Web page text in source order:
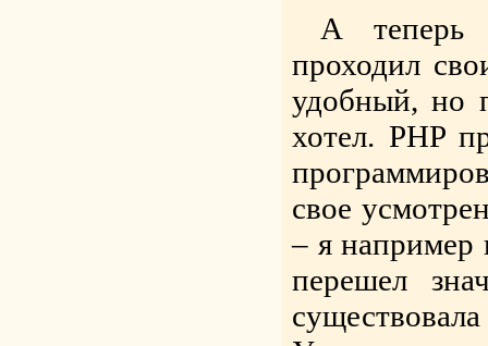
А теперь
проходил
удобный, но
хотел. PHP
свое
– я например
перешел
существовала